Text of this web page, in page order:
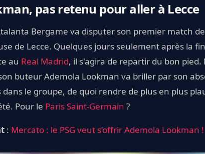
pas retenu pour aller à Lecce
Bergame va disputer son premier match
de Lecce. Quelques jours seulement après la
au Real Madrid, il s'agira de repartir du bon
buteur Ademola Lookman va briller par son
le groupe, de quoi rendre de plus en plus
Pour le Paris Saint-Germain ?
: Mercato : le PSG veut s’offrir Ademola Lookman !